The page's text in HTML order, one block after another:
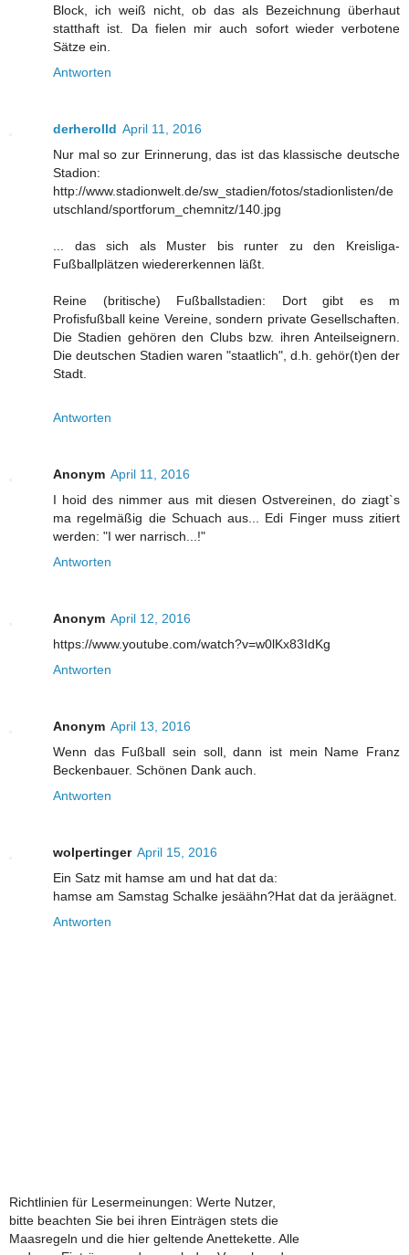
Block, ich weiß nicht, ob das als Bezeichnung überhaut
statthaft ist. Da fielen mir auch sofort wieder verbotene
Sätze ein.
Antworten
derherolld April 11, 2016
Nur mal so zur Erinnerung, das ist das klassische deutsche
Stadion:
http://www.stadionwelt.de/sw_stadien/fotos/stadionlisten/de
utschland/sportforum_chemnitz/140.jpg
... das sich als Muster bis runter zu den Kreisliga-
Fußballplätzen wiedererkennen läßt.
Reine (britische) Fußballstadien: Dort gibt es m
Profisfußball keine Vereine, sondern private Gesellschaften.
Die Stadien gehören den Clubs bzw. ihren Anteilseignern.
Die deutschen Stadien waren "staatlich", d.h. gehör(t)en der
Stadt.
Antworten
Anonym April 11, 2016
I hoid des nimmer aus mit diesen Ostvereinen, do ziagt`s
ma regelmäßig die Schuach aus... Edi Finger muss zitiert
werden: "I wer narrisch...!"
Antworten
Anonym April 12, 2016
https://www.youtube.com/watch?v=w0lKx83IdKg
Antworten
Anonym April 13, 2016
Wenn das Fußball sein soll, dann ist mein Name Franz
Beckenbauer. Schönen Dank auch.
Antworten
wolpertinger April 15, 2016
Ein Satz mit hamse am und hat dat da:
hamse am Samstag Schalke jesäähn?Hat dat da jeräägnet.
Antworten
Richtlinien für Lesermeinungen: Werte Nutzer,
bitte beachten Sie bei ihren Einträgen stets die
Maasregeln und die hier geltende Anettekette. Alle